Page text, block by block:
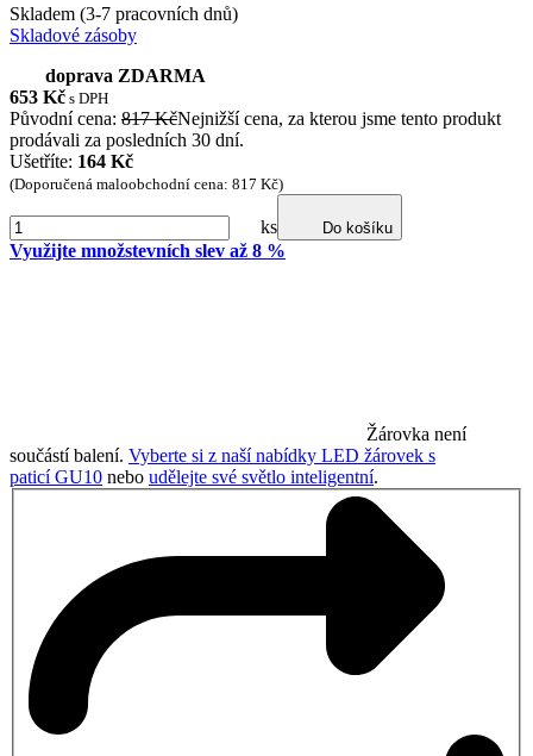
Skladem (3-7 pracovních dnů)
Skladové zásoby
doprava ZDARMA
653 Kč s DPH
Původní cena: 817 KčNejnižší cena, za kterou jsme tento produkt
prodávali za posledních 30 dní.
Ušetříte: 164 Kč
(Doporučená maloobchodní cena: 817 Kč)
ks Do košíku
Využijte množstevních slev až 8 %
Žárovka není
součástí balení. Vyberte si z naší nabídky LED žárovek s
paticí GU10 nebo udělejte své světlo inteligentní.